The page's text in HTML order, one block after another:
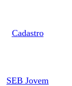
Cadastro
SEB Jovem